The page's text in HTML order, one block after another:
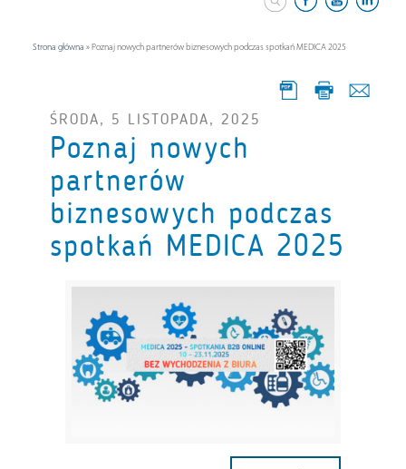
Strona główna » Poznaj nowych partnerów biznesowych podczas spotkań MEDICA 2025
ŚRODA, 5 LISTOPADA, 2025
Poznaj nowych
partnerów
biznesowych podczas
spotkań MEDICA 2025